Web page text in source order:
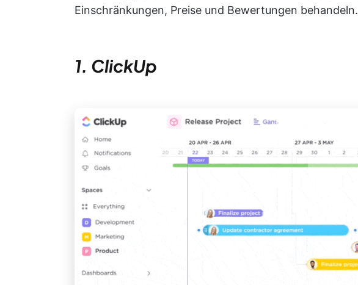
Einschränkungen, Preise und Bewertungen behandeln.
1. ClickUp